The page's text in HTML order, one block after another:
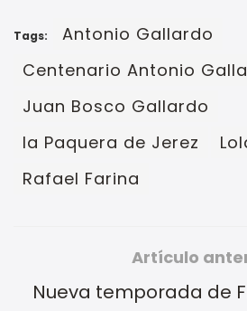
Tags:
Antonio Gallardo
Centenario Antonio
Juan Bosco Gallardo
la Paquera de Jerez
Rafael Farina
Artículo
Nueva temporada de